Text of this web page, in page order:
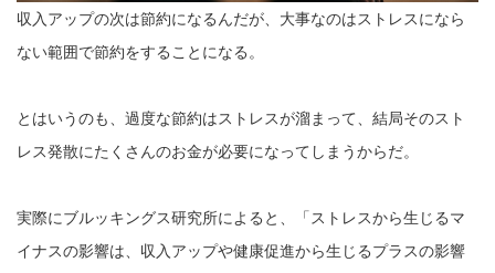
収入アップの次は節約になるんだが、大事なのはストレスになら
ない範囲で節約をすることになる。
とはいうのも、過度な節約はストレスが溜まって、結局そのスト
レス発散にたくさんのお金が必要になってしまうからだ。
実際にブルッキングス研究所によると、「ストレスから生じるマ
イナスの影響は、収入アップや健康促進から生じるプラスの影響